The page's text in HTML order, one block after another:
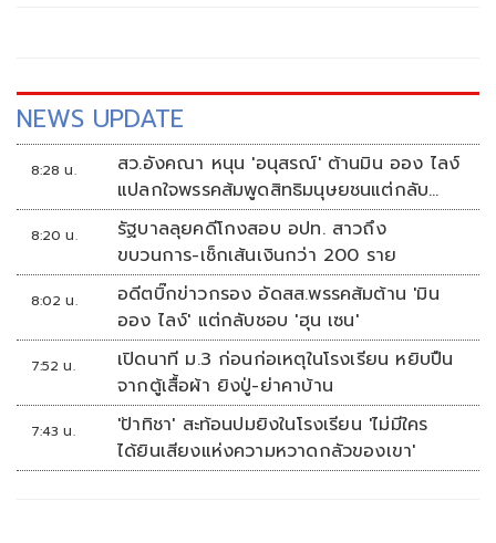
NEWS UPDATE
8:28 น.
สว.อังคณา หนุน 'อนุสรณ์' ต้านมิน ออง ไลง์
แปลกใจพรรคส้มพูดสิทธิมนุษยชนแต่กลับ
เงียบ
8:20 น.
รัฐบาลลุยคดีโกงสอบ อปท. สาวถึง
ขบวนการ-เช็กเส้นเงินกว่า 200 ราย
8:02 น.
อดีตบิ๊กข่าวกรอง อัดสส.พรรคส้มต้าน 'มิน
ออง ไลง์' แต่กลับชอบ 'ฮุน เซน'
7:52 น.
เปิดนาที ม.3 ก่อนก่อเหตุในโรงเรียน หยิบปืน
จากตู้เสื้อผ้า ยิงปู่-ย่าคาบ้าน
7:43 น.
'ป้าทิชา' สะท้อนปมยิงในโรงเรียน 'ไม่มีใคร
ได้ยินเสียงแห่งความหวาดกลัวของเขา'